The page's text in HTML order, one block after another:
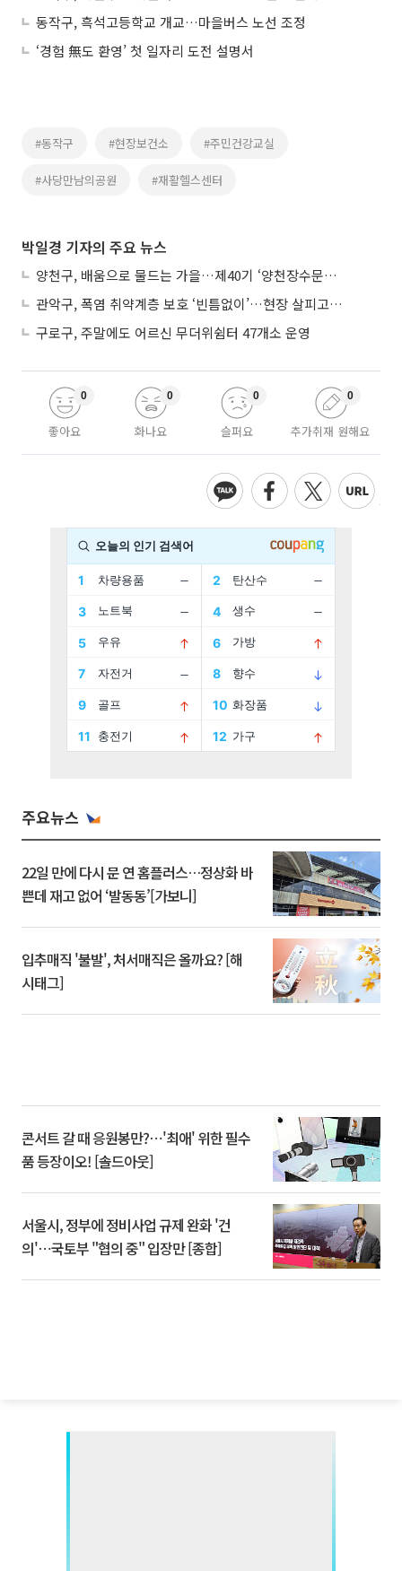
동작구, 흑석고등학교 개교…마을버스 노선 조정
‘경험 無도 환영’ 첫 일자리 도전 설명서
#동작구 #현장보건소 #주민건강교실
#사당만남의공원 #재활헬스센터
박일경 기자의 주요 뉴스
양천구, 배움으로 물드는 가을…제40기 ‘양천장수문화대학’ 수강생 모집
관악구, 폭염 취약계층 보호 ‘빈틈없이’…현장 살피고 지원 넓힌다
구로구, 주말에도 어르신 무더위쉼터 47개소 운영
좋아요
0
화나요
0
슬퍼요
0
추가취재 원해요
0
주요뉴스
22일 만에 다시 문 연 홈플러스…정상화 바
쁜데 재고 없어 ‘발동동’[가보니]
입추매직 '불발', 처서매직은 올까요? [해
시태그]
콘서트 갈 때 응원봉만?⋯'최애' 위한 필수
품 등장이오! [솔드아웃]
서울시, 정부에 정비사업 규제 완화 '건
의'⋯국토부 "협의 중" 입장만 [종합]